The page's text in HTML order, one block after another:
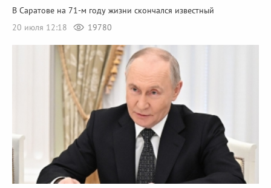
В Саратове на 71-м году жизни скончался известный
20 июля 12:18
19780